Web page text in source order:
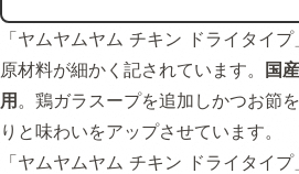
「ヤムヤムヤム チキン ドライタイ
原材料が細かく記されています。 国
用。鶏ガラスープを追加しかつお節
りと味わいをアップさせています。
「ヤムヤムヤム チキン ドライタイ